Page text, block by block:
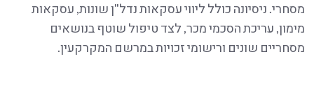
מסחרי. ניסיונה כולל ליווי עסקאות נדל"ן שונות, עסקאות
מימון, עריכת הסכמי מכר, לצד טיפול שוטף בנושאים
מסחריים שונים ורישומי זכויות במרשם המקרקעין.